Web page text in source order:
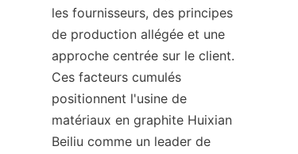
les fournisseurs, des principes
de production allégée et une
approche centrée sur le client.
Ces facteurs cumulés
positionnent l'usine de
matériaux en graphite Huixian
Beiliu comme un leader de